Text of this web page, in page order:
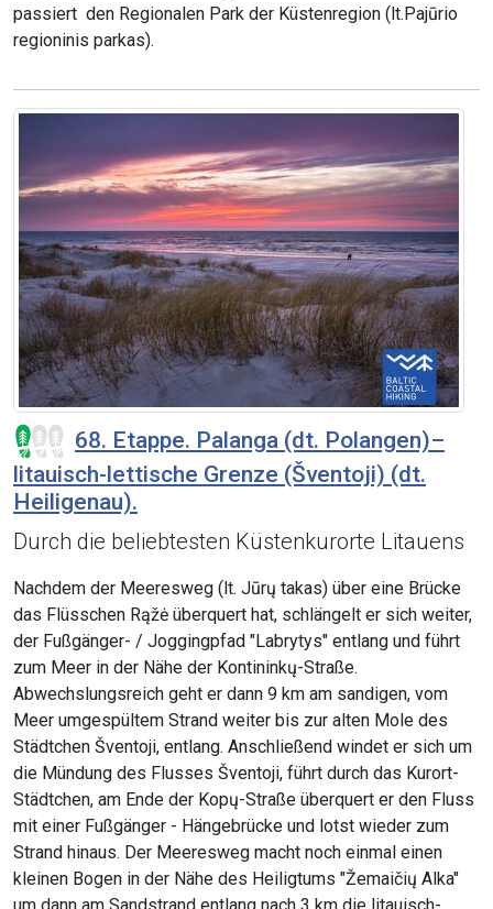
passiert den Regionalen Park der Küstenregion (lt.Pajūrio
regioninis parkas).
68. Etappe. Palanga (dt. Polangen)–
litauisch-lettische Grenze (Šventoji) (dt.
Heiligenau).
Durch die beliebtesten Küstenkurorte Litauens
Nachdem der Meeresweg (lt. Jūrų takas) über eine Brücke
das Flüsschen Rąžė überquert hat, schlängelt er sich weiter,
der Fußgänger- / Joggingpfad "Labrytys" entlang und führt
zum Meer in der Nähe der Kontininkų-Straße.
Abwechslungsreich geht er dann 9 km am sandigen, vom
Meer umgespültem Strand weiter bis zur alten Mole des
Städtchen Šventoji, entlang. Anschließend windet er sich um
die Mündung des Flusses Šventoji, führt durch das Kurort-
Städtchen, am Ende der Kopų-Straße überquert er den Fluss
mit einer Fußgänger - Hängebrücke und lotst wieder zum
Strand hinaus. Der Meeresweg macht noch einmal einen
kleinen Bogen in der Nähe des Heiligtums "Žemaičių Alka"